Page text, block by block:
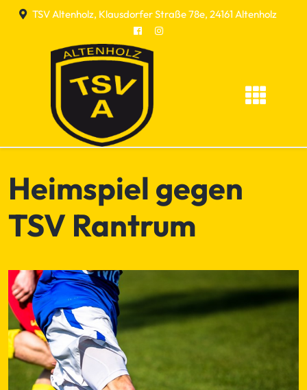
Skip
TSV Altenholz, Klausdorfer Straße 78e, 24161 Altenholz
Heimspiel gegen
TSV Rantrum